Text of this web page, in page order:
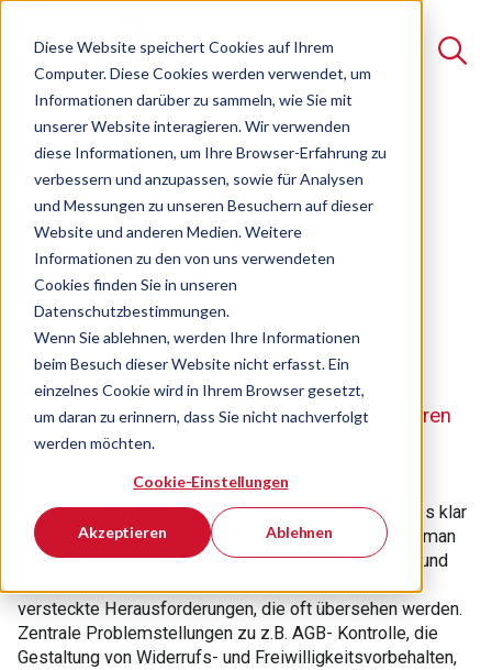
Diese Website speichert Cookies auf Ihrem
Computer. Diese Cookies werden verwendet, um
Informationen darüber zu sammeln, wie Sie mit
unserer Website interagieren. Wir verwenden
diese Informationen, um Ihre Browser-Erfahrung zu
verbessern und anzupassen, sowie für Analysen
und Messungen zu unseren Besuchern auf dieser
Website und anderen Medien. Weitere
Informationen zu den von uns verwendeten
Cookies finden Sie in unseren
Datenschutzbestimmungen.
Wenn Sie ablehnen, werden Ihre Informationen
beim Besuch dieser Website nicht erfasst. Ein
einzelnes Cookie wird in Ihrem Browser gesetzt,
um daran zu erinnern, dass Sie nicht nachverfolgt
werden möchten.
Cookie-Einstellungen
Akzeptieren Ablehnen
Suche
Es gibt keine Vorschläge, da das Suchfeld leer ist.
Der optimale
Arbeitsvertrag aus
Arbeitgebersicht
Seminar Freie Plätze verfügbar
Das sollte ein Arbeitgeber unbedingt vereinbaren
Auf den ersten Blick scheint beim Arbeitsvertrag alles klar
zu sein. Doch im Konfliktfall kommt das Erwachen – man
hätte so manches regeln oder anders regeln können und
versteckte Herausforderungen, die oft übersehen werden.
Zentrale Problemstellungen zu z.B. AGB- Kontrolle, die
Gestaltung von Widerrufs- und Freiwilligkeitsvorbehalten,